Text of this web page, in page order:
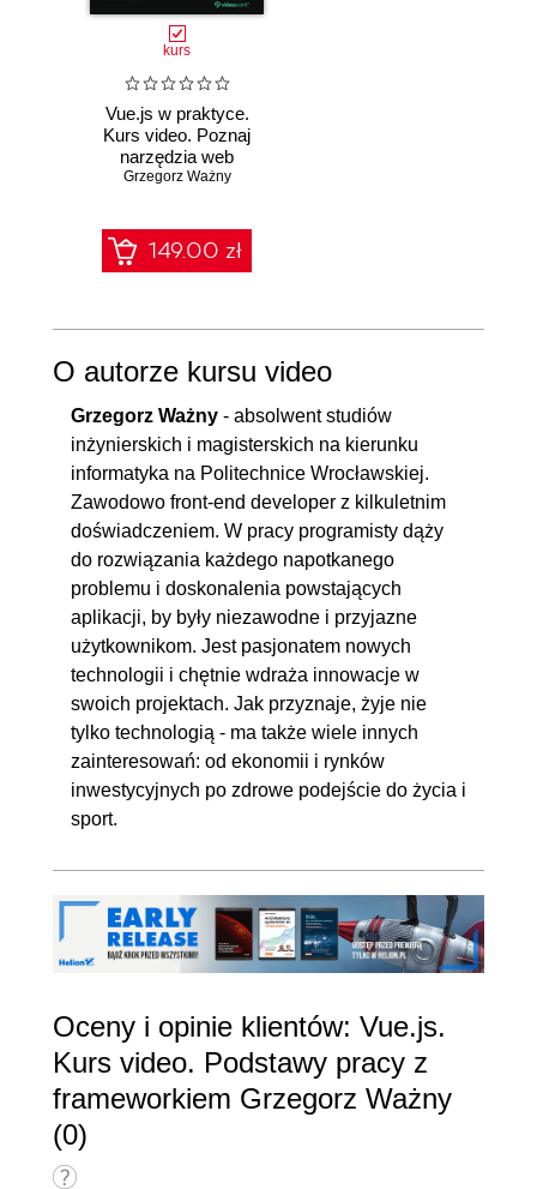
kurs
Vue.js w praktyce.
Kurs video. Poznaj
narzędzia web
developera: Vue.js,
Grzegorz Ważny
149.00 zł
O autorze kursu video
Grzegorz Ważny - absolwent studiów
inżynierskich i magisterskich na kierunku
informatyka na Politechnice Wrocławskiej.
Zawodowo front-end developer z kilkuletnim
doświadczeniem. W pracy programisty dąży
do rozwiązania każdego napotkanego
problemu i doskonalenia powstających
aplikacji, by były niezawodne i przyjazne
użytkownikom. Jest pasjonatem nowych
technologii i chętnie wdraża innowacje w
swoich projektach. Jak przyznaje, żyje nie
tylko technologią - ma także wiele innych
zainteresowań: od ekonomii i rynków
inwestycyjnych po zdrowe podejście do życia i
sport.
Oceny i opinie klientów: Vue.js.
Kurs video. Podstawy pracy z
frameworkiem Grzegorz Ważny
(0)